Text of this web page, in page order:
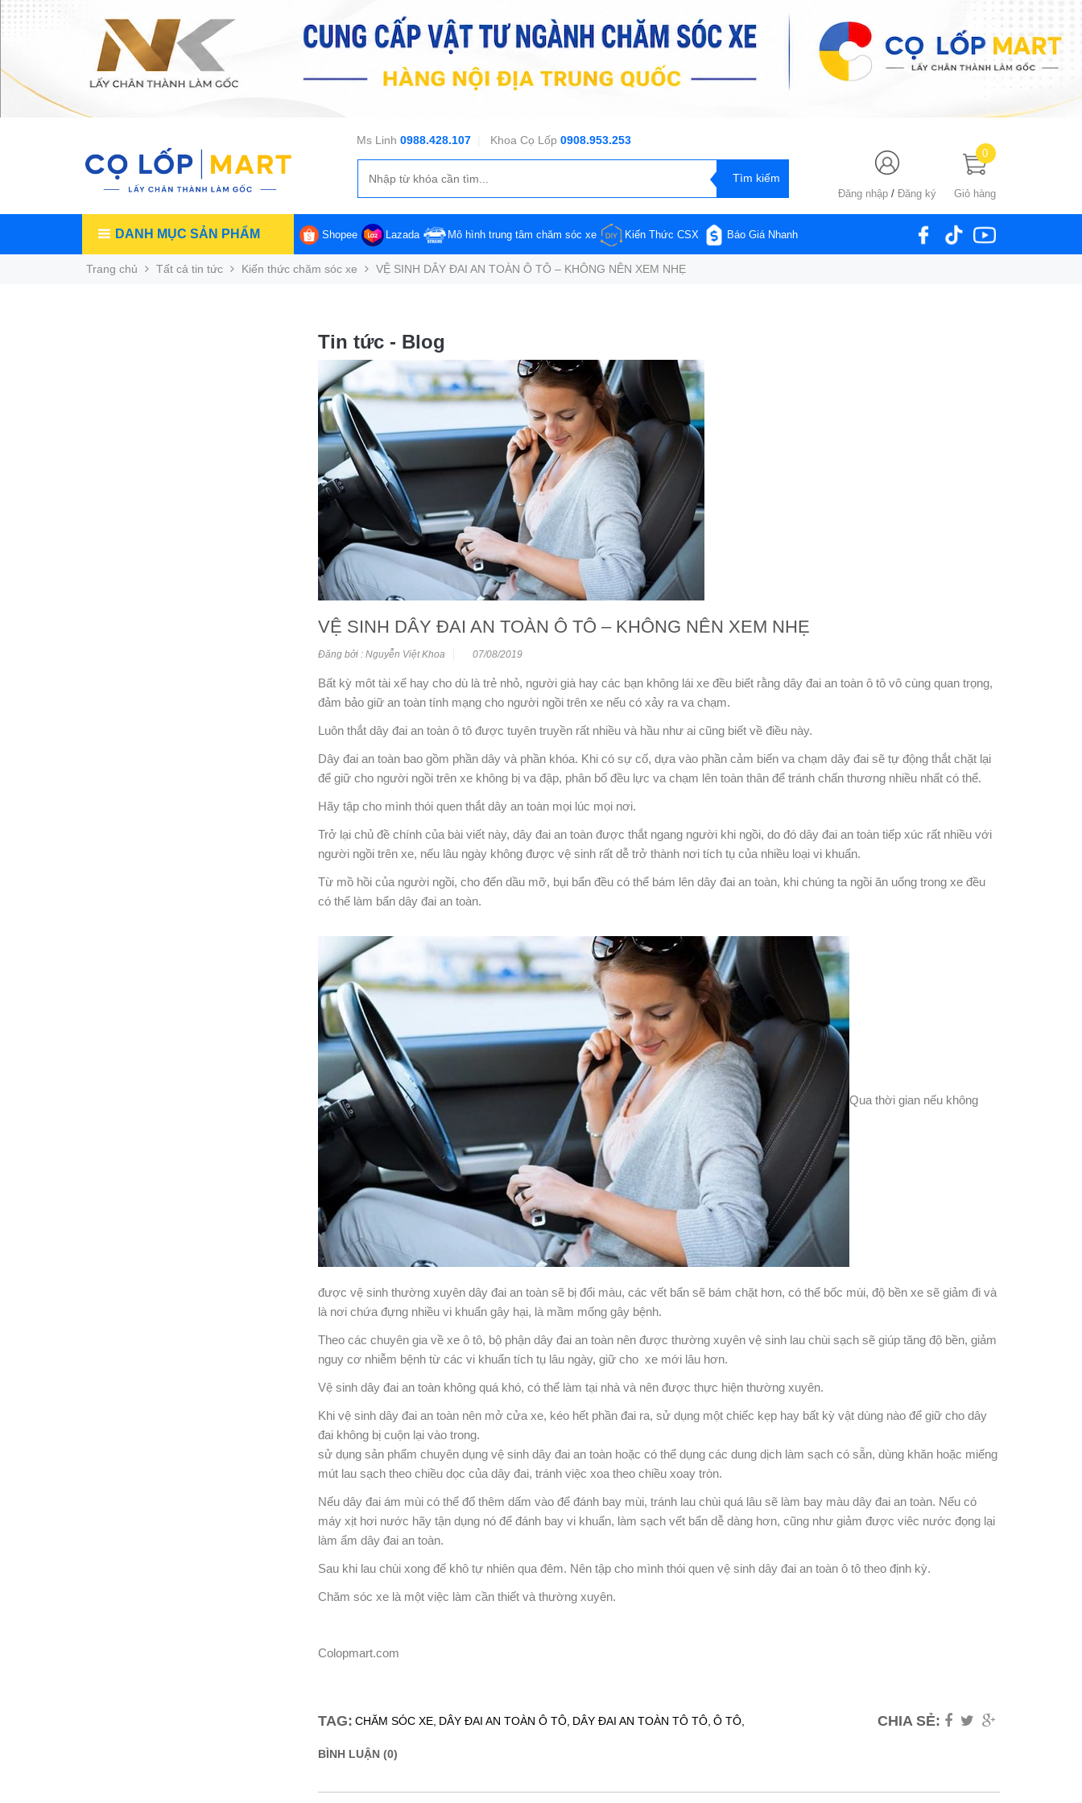
Ms Linh 0988.428.107| Khoa Cọ Lốp 0908.953.253
Đăng nhập / Đăng ký Giỏ hàng
0
DANH MỤC SẢN PHẨM Shopee Lazada Mô hình trung tâm chăm sóc xe Kiến Thức CSX Báo Giá Nhanh
Trang chủ Tất cả tin tức Kiến thức chăm sóc xe VỆ SINH DÂY ĐAI AN TOÀN Ô TÔ – KHÔNG NÊN XEM NHẸ
Tin tức - Blog
VỆ SINH DÂY ĐAI AN TOÀN Ô TÔ – KHÔNG NÊN XEM NHẸ
Đăng bởi : Nguyễn Việt Khoa 07/08/2019
Bất kỳ môt tài xế hay cho dù là trẻ nhỏ, người già hay các bạn không lái xe đều biết rằng dây đai an toàn ô tô vô cùng quan trọng,
đảm bảo giữ an toàn tính mạng cho người ngồi trên xe nếu có xảy ra va chạm.
Luôn thắt dây đai an toàn ô tô được tuyên truyền rất nhiều và hầu như ai cũng biết về điều này.
Dây đai an toàn bao gồm phần dây và phần khóa. Khi có sự cố, dựa vào phần cảm biến va chạm dây đai sẽ tự động thắt chặt lại
để giữ cho người ngồi trên xe không bị va đập, phân bố đều lực va chạm lên toàn thân để tránh chấn thương nhiều nhất có thể.
Hãy tập cho mình thói quen thắt dây an toàn mọi lúc mọi nơi.
Trở lại chủ đề chính của bài viết này, dây đai an toàn được thắt ngang người khi ngồi, do đó dây đai an toàn tiếp xúc rất nhiều với
người ngồi trên xe, nếu lâu ngày không được vệ sinh rất dễ trở thành nơi tích tụ của nhiều loại vi khuẩn.
Từ mồ hồi của người ngồi, cho đến dầu mỡ, bụi bẩn đều có thể bám lên dây đai an toàn, khi chúng ta ngồi ăn uống trong xe đều
có thể làm bẩn dây đai an toàn.
Qua thời gian nếu không
được vệ sinh thường xuyên dây đai an toàn sẽ bị đổi màu, các vết bẩn sẽ bám chặt hơn, có thể bốc mùi, độ bền xe sẽ giảm đi và
là nơi chứa đựng nhiều vi khuẩn gây hại, là mầm mống gây bệnh.
Theo các chuyên gia về xe ô tô, bộ phận dây đai an toàn nên được thường xuyên vệ sinh lau chùi sạch sẽ giúp tăng độ bền, giảm
nguy cơ nhiễm bệnh từ các vi khuẩn tích tụ lâu ngày, giữ cho xe mới lâu hơn.
Vệ sinh dây đai an toàn không quá khó, có thể làm tại nhà và nên được thực hiện thường xuyên.
Khi vệ sinh dây đai an toàn nên mở cửa xe, kéo hết phần đai ra, sử dụng một chiếc kẹp hay bất kỳ vật dùng nào để giữ cho dây
đai không bị cuộn lại vào trong.
sử dụng sản phẩm chuyên dụng vệ sinh dây đai an toàn hoặc có thể dụng các dung dịch làm sạch có sẵn, dùng khăn hoặc miếng
mút lau sạch theo chiều dọc của dây đai, tránh việc xoa theo chiều xoay tròn.
Nếu dây đai ám mùi có thể đổ thêm dấm vào để đánh bay mùi, tránh lau chùi quá lâu sẽ làm bay màu dây đai an toàn. Nếu có
máy xịt hơi nước hãy tận dụng nó để đánh bay vi khuẩn, làm sạch vết bẩn dễ dàng hơn, cũng như giảm được viêc nước đọng lại
làm ẩm dây đai an toàn.
Sau khi lau chùi xong để khô tự nhiên qua đêm. Nên tập cho mình thói quen vệ sinh dây đai an toàn ô tô theo định kỳ.
Chăm sóc xe là một việc làm cần thiết và thường xuyên.
Colopmart.com
TAG: CHĂM SÓC XE, DÂY ĐAI AN TOÀN Ô TÔ, DÂY ĐAI AN TOÀN TÔ TÔ, Ô TÔ, CHIA SẺ:
BÌNH LUẬN (0)